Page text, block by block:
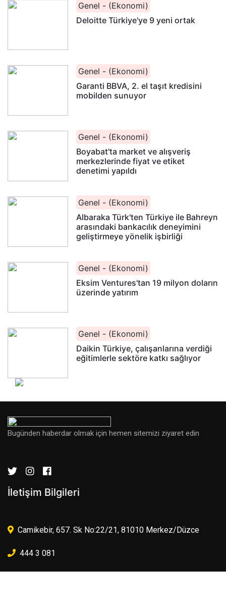
Genel - (Ekonomi)
Deloitte Türkiye'ye 9 yeni ortak
Genel - (Ekonomi)
Garanti BBVA, 2. el taşıt kredisini
mobilden sunuyor
Genel - (Ekonomi)
Boyabat'ta market ve alışveriş
merkezlerinde fiyat ve etiket
denetimi yapıldı
Genel - (Ekonomi)
Albaraka Türk'ten Türkiye ile Bahreyn
arasındaki bankacılık deneyimini
geliştirmeye yönelik işbirliği
Genel - (Ekonomi)
Eksim Ventures'tan 19 milyon doların
üzerinde yatırım
Genel - (Ekonomi)
Daikin Türkiye, çalışanlarına verdiği
eğitimlerle sektöre katkı sağlıyor
Bugünden haberdar olmak için hemen sitemizi ziyaret edin
İletişim Bilgileri
Camikebir, 657. Sk No:22/21, 81010 Merkez/Düzce
444 3 081